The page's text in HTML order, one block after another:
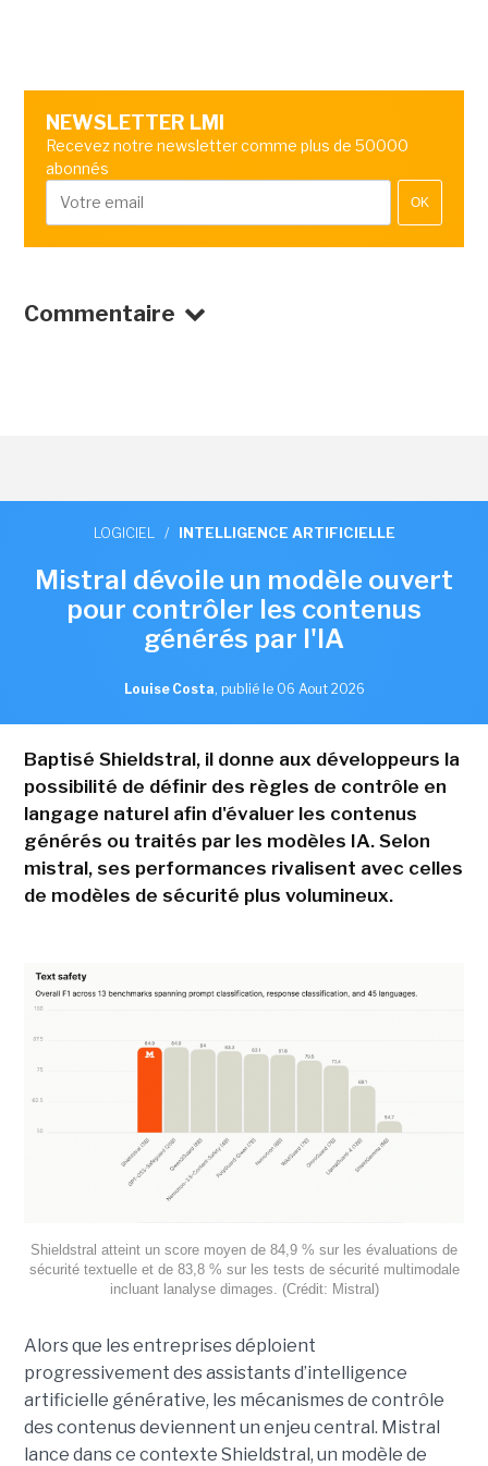
NEWSLETTER LMI
Recevez notre newsletter comme plus de 50000
abonnés
OK
Commentaire
LOGICIEL / INTELLIGENCE ARTIFICIELLE
Mistral dévoile un modèle ouvert
pour contrôler les contenus
générés par l'IA
Louise Costa, publié le 06 Aout 2026
Baptisé Shieldstral, il donne aux développeurs la
possibilité de définir des règles de contrôle en
langage naturel afin d'évaluer les contenus
générés ou traités par les modèles IA. Selon
mistral, ses performances rivalisent avec celles
de modèles de sécurité plus volumineux.
Shieldstral atteint un score moyen de 84,9 % sur les évaluations de
sécurité textuelle et de 83,8 % sur les tests de sécurité multimodale
incluant lanalyse dimages. (Crédit: Mistral)
Alors que les entreprises déploient
progressivement des assistants d’intelligence
artificielle générative, les mécanismes de contrôle
des contenus deviennent un enjeu central. Mistral
lance dans ce contexte Shieldstral, un modèle de